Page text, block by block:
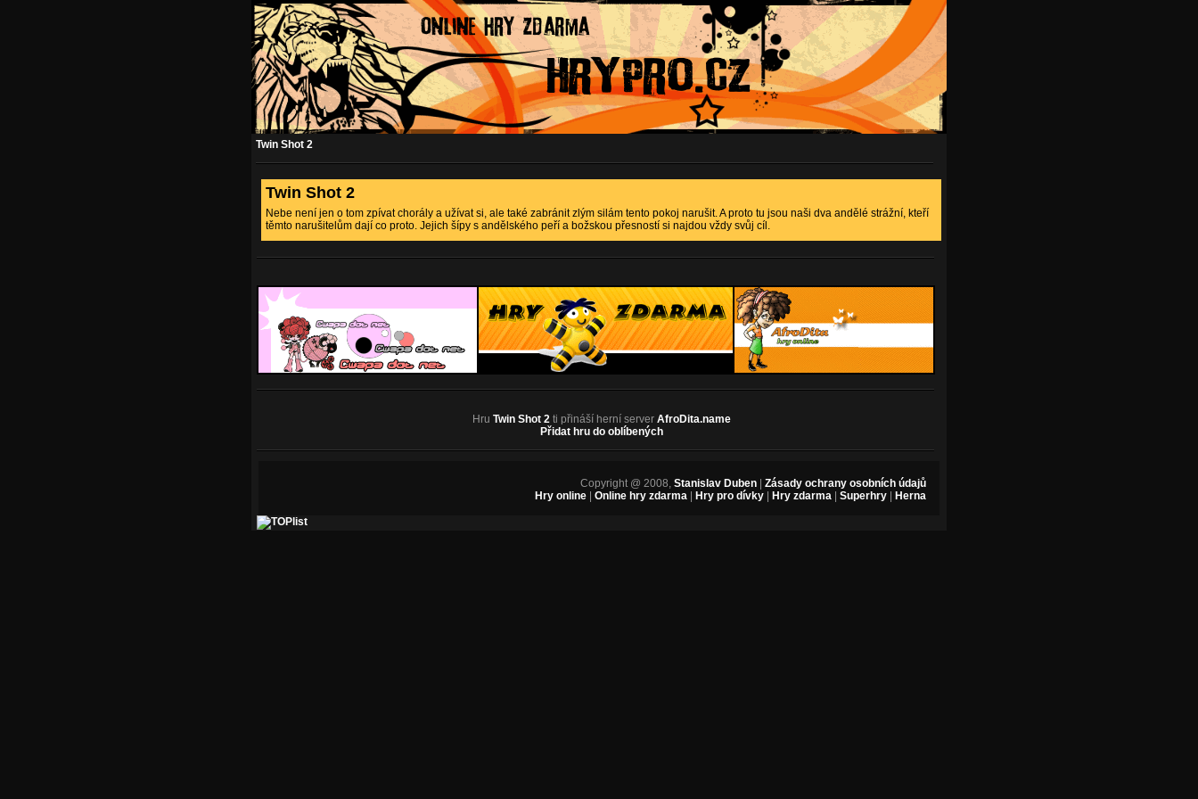
Twin Shot 2
Twin Shot 2
Nebe není jen o tom zpívat chorály a užívat si, ale také zabránit zlým silám tento pokoj narušit. A proto tu jsou naši dva andělé strážní, kteří
těmto narušitelům dají co proto. Jejich šípy s andělského peří a božskou přesností si najdou vždy svůj cíl.
Hru Twin Shot 2ti přináší herní server AfroDita.name
Přidat hru do oblíbených
Copyright @ 2008, Stanislav Duben
Zásady ochrany osobních údajů
Hry online
Online hry zdarma Hry pro dívky Hry zdarma Superhry Herna